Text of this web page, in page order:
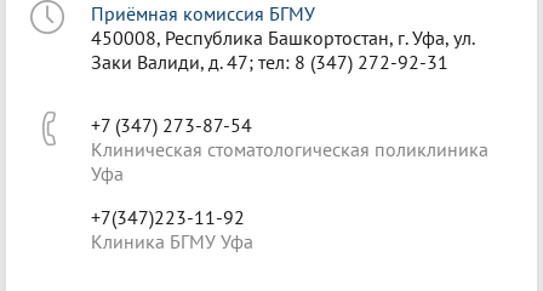
Приёмная комиссия БГМУ
450008, Республика Башкортостан, г. Уфа, ул.
Заки Валиди, д. 47; тел: 8 (347) 272-92-31
+7 (347) 273-87-54
Клиническая стоматологическая поликлиника
Уфа
+7(347)223-11-92
Клиника БГМУ Уфа